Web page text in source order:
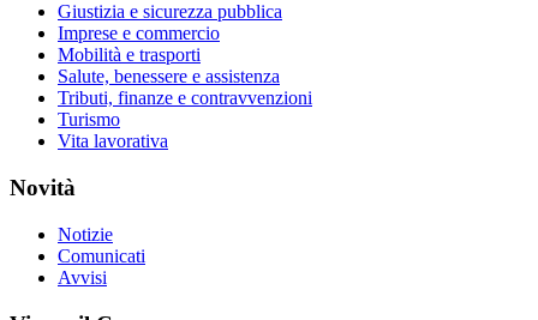
Giustizia e sicurezza pubblica
Imprese e commercio
Mobilità e trasporti
Salute, benessere e assistenza
Tributi, finanze e contravvenzioni
Turismo
Vita lavorativa
Novità
Notizie
Comunicati
Avvisi